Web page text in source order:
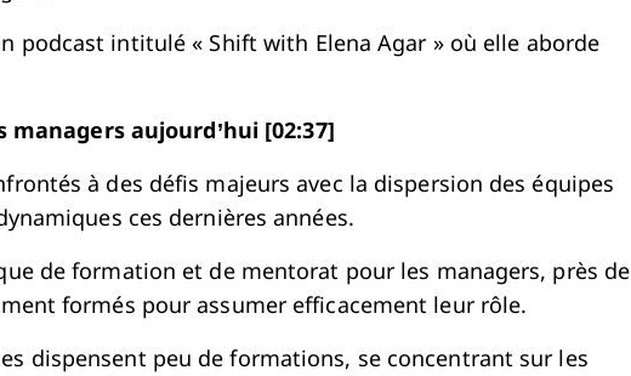
podcast intitulé « Shift with Elena Agar » où elle aborde
aujourd’hui [02:37]
à des défis majeurs avec la dispersion des équipes
ces dernières années.
de formation et de mentorat pour les managers, près de
formés pour assumer efficacement leur rôle.
dispensent peu de formations, se concentrant sur les